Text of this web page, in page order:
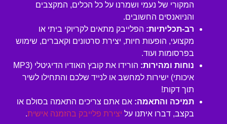
המקורי של נעמי ושמרנו על כל הכלים, המקצבים
והניואנסים החשובים.
רב-תכליתיות: הפלייבק מתאים לקריוקי ביתי או
מקצועי, הופעות חיות, יצירת סרטונים וקאברים, שימוש
בפרסומות ועוד.
נוחות ומהירות:
הורידו את קובץ האודיו הדיגיטלי (MP3
איכותי) ישירות למחשב או לנייד שלכם והתחילו לשיר
תוך דקות!
תמיכה והתאמה: אם אתם צריכים התאמה בסולם או
בקצב, דברו איתנו על יצירת פלייבק בהזמנה אישית.